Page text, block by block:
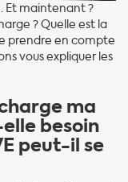
Et maintenant ?
? Quelle est la
prendre en compte
vous expliquer les
ma
besoin
peut-il se